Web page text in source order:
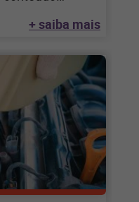
+ saiba mais